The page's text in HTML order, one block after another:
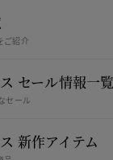
ご紹介
セール情報一覧
セール
新作アイテム